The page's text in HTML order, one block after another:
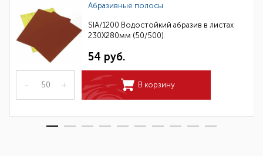
Абразивные полосы
SIA/1200 Водостойкий абразив в листах
230Х280мм (50/500)
54 руб.
– + В корзину